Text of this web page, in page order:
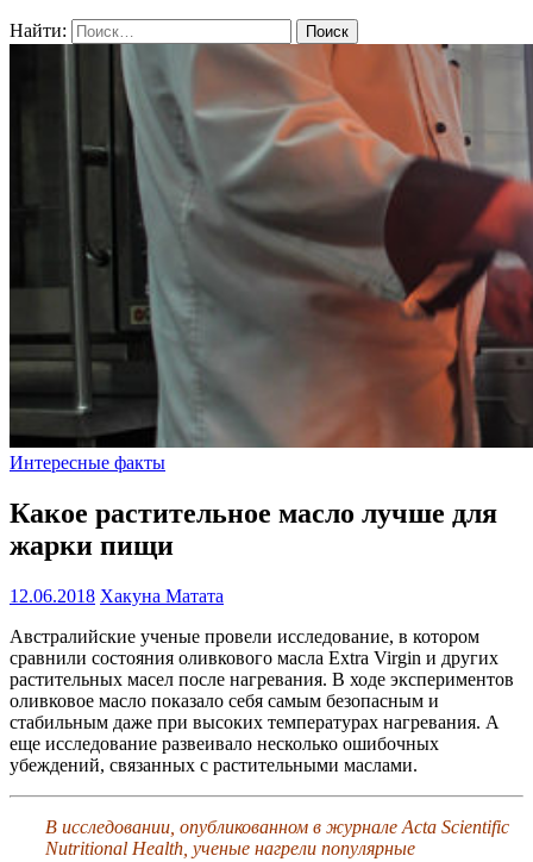
Найти:
Интересные факты
Какое растительное масло лучше для
жарки пищи
12.06.2018 Хакуна Матата
Австралийские ученые провели исследование, в котором
сравнили состояния оливкового масла Extra Virgin и других
растительных масел после нагревания. В ходе экспериментов
оливковое масло показало себя самым безопасным и
стабильным даже при высоких температурах нагревания. А
еще исследование развеивало несколько ошибочных
убеждений, связанных с растительными маслами.
В исследовании, опубликованном в журнале Acta Scientific
Nutritional Health, ученые нагрели популярные